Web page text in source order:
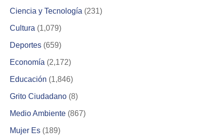
Ciencia y Tecnología (231)
Cultura (1,079)
Deportes (659)
Economía (2,172)
Educación (1,846)
Grito Ciudadano (8)
Medio Ambiente (867)
Mujer Es (189)